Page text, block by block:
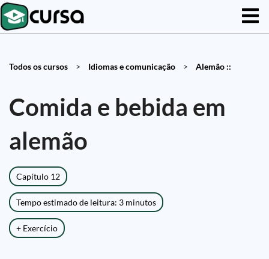
Todos os cursos > Idiomas e comunicação > Alemão ::
Comida e bebida em
alemão
Capítulo 12
Tempo estimado de leitura: 3 minutos
+ Exercício